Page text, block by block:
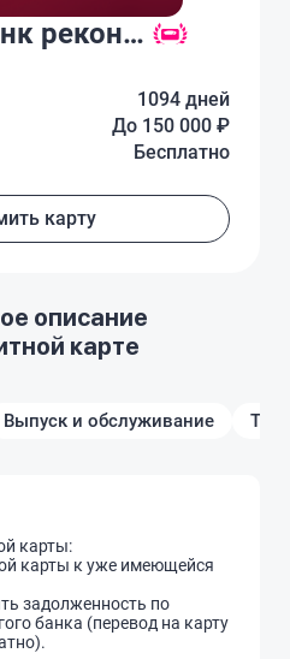
Уральский Банк реконструкции и развития
1094 дней
До 150 000 ₽
Бесплатно
карту
описание
карте
Выпуск и обслуживание
карты:
карты к уже имеющейся
задолженность по
банка (перевод на карту